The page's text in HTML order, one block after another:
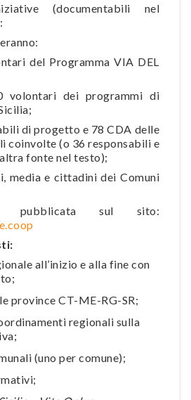
(documentabili nel
del Programma VIA DEL
dei programmi di
di progetto e 78 CDA delle
coinvolte (o 36 responsabili e
fonte nel testo);
e cittadini dei Comuni
pubblicata sul sito:
all’inizio e alla fine con
province CT-ME-RG-SR;
regionali sulla
(uno per comune);